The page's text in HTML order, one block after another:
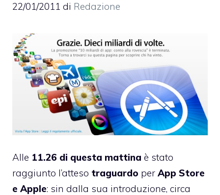
22/01/2011 di Redazione
Alle 11.26 di questa mattina è stato
raggiunto l’atteso traguardo per App Store
e Apple: sin dalla sua introduzione, circa